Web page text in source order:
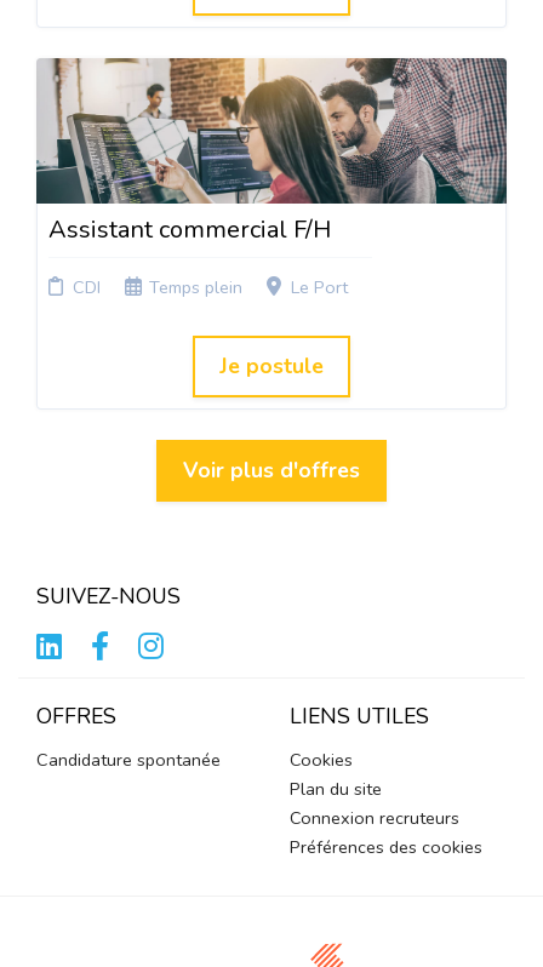
Assistant commercial F/H
CDI Temps plein Le Port
Je postule
Voir plus d'offres
SUIVEZ-NOUS
OFFRES
Candidature spontanée
LIENS UTILES
Cookies
Plan du site
Connexion recruteurs
Préférences des cookies